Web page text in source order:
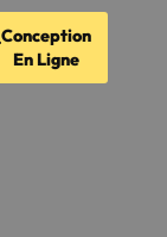
Conception
En Ligne